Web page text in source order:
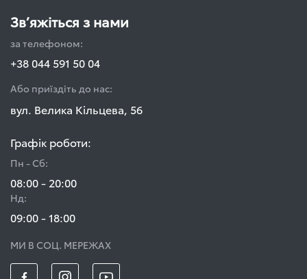
Зв’яжіться з нами
за телефоном:
+38 044 591 50 04
Або приїздіть до нас:
вул. Велика Кільцева, 56
Графік роботи:
Пн - Сб:
08:00 - 20:00
Нд:
09:00 - 18:00
МИ В СОЦ. МЕРЕЖАХ